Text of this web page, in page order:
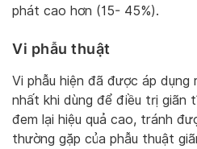
phát cao hơn (15- 45%).
Vi phẫu thuật
Vi phẫu hiện đã được áp
nhất khi dùng để điều trị giãn
đem lại hiệu quả cao, tránh
thường gặp của phẫu thuật